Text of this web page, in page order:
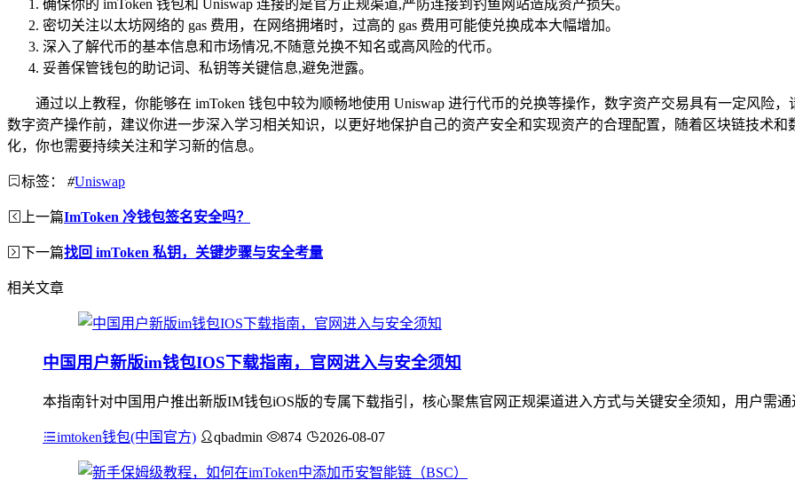
确保你的 imToken 钱包和 Uniswap 连接的是官方正规渠道,严防连接到钓鱼网站造成资产损失。
密切关注以太坊网络的 gas 费用，在网络拥堵时，过高的 gas 费用可能使兑换成本大幅增加。
深入了解代币的基本信息和市场情况,不随意兑换不知名或高风险的代币。
妥善保管钱包的助记词、私钥等关键信息,避免泄露。
通过以上教程，你能够在 imToken 钱包中较为顺畅地使用 Uniswap 进行代币的兑换等操作，数字资产交易具有一定风险
数字资产操作前，建议你进一步深入学习相关知识，以更好地保护自己的资产安全和实现资产的合理配置，随着区块链技术
化，你也需要持续关注和学习新的信息。
标签： #Uniswap
上一篇ImToken 冷钱包签名安全吗？
下一篇找回 imToken 私钥，关键步骤与安全考量
相关文章
中国用户新版im钱包IOS下载指南，官网进入与安全须知
本指南针对中国用户推出新版IM钱包iOS版的专属下载指引，核心聚焦官网正规渠道进入方式与关键安全须知，用户需
imtoken钱包(中国官方) qbadmin 874 2026-08-07